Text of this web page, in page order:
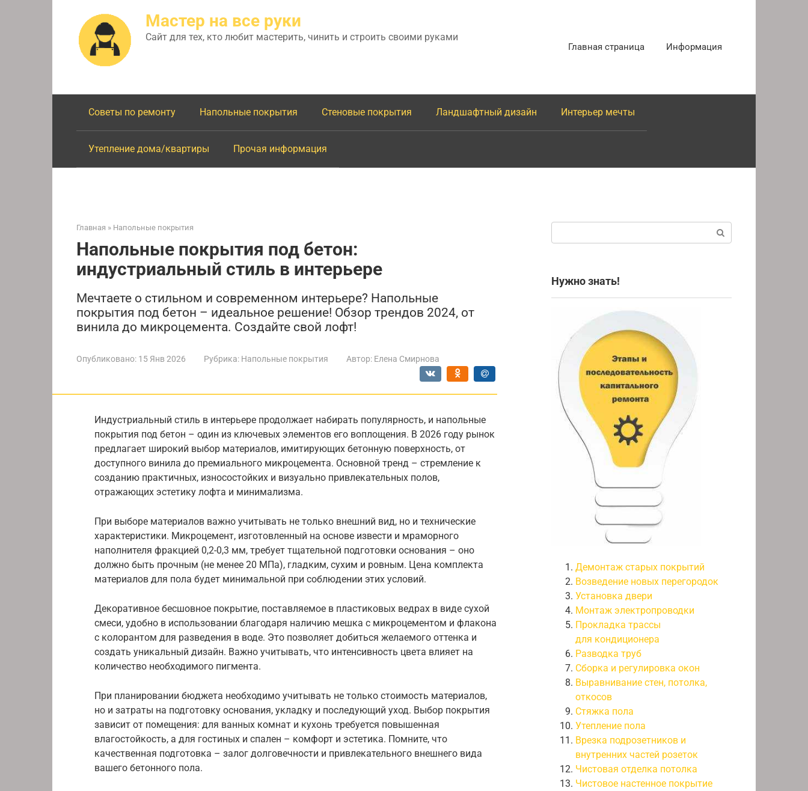
Мастер на все руки
Сайт для тех, кто любит мастерить, чинить и строить своими руками
Главная страница Информация
Советы по ремонту Напольные покрытия Стеновые покрытия Ландшафтный дизайн Интерьер мечты
Утепление дома/квартиры Прочая информация
Главная » Напольные покрытия
Напольные покрытия под бетон:
индустриальный стиль в интерьере
Мечтаете о стильном и современном интерьере? Напольные
покрытия под бетон – идеальное решение! Обзор трендов 2024, от
винила до микроцемента. Создайте свой лофт!
Опубликовано: 15 Янв 2026 Рубрика: Напольные покрытия Автор: Елена Смирнова
Индустриальный стиль в интерьере продолжает набирать популярность, и напольные
покрытия под бетон – один из ключевых элементов его воплощения. В 2026 году рынок
предлагает широкий выбор материалов, имитирующих бетонную поверхность, от
доступного винила до премиального микроцемента. Основной тренд – стремление к
созданию практичных, износостойких и визуально привлекательных полов,
отражающих эстетику лофта и минимализма.
При выборе материалов важно учитывать не только внешний вид, но и технические
характеристики. Микроцемент, изготовленный на основе извести и мраморного
наполнителя фракцией 0,2-0,3 мм, требует тщательной подготовки основания – оно
должно быть прочным (не менее 20 МПа), гладким, сухим и ровным. Цена комплекта
материалов для пола будет минимальной при соблюдении этих условий.
Декоративное бесшовное покрытие, поставляемое в пластиковых ведрах в виде сухой
смеси, удобно в использовании благодаря наличию мешка с микроцементом и флакона
с колорантом для разведения в воде. Это позволяет добиться желаемого оттенка и
создать уникальный дизайн. Важно учитывать, что интенсивность цвета влияет на
количество необходимого пигмента.
При планировании бюджета необходимо учитывать не только стоимость материалов,
но и затраты на подготовку основания, укладку и последующий уход. Выбор покрытия
зависит от помещения: для ванных комнат и кухонь требуется повышенная
влагостойкость, а для гостиных и спален – комфорт и эстетика. Помните, что
качественная подготовка – залог долговечности и привлекательного внешнего вида
вашего бетонного пола.
Нужно знать!
Демонтаж старых покрытий
Возведение новых перегородок
Установка двери
Монтаж электропроводки
Прокладка трассы
для кондиционера
Разводка труб
Сборка и регулировка окон
Выравнивание стен, потолка,
откосов
Стяжка пола
Утепление пола
Врезка подрозетников и
внутренних частей розеток
Чистовая отделка потолка
Чистовое настенное покрытие